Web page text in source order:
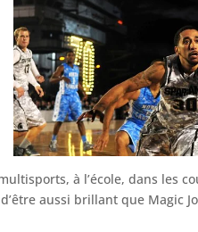
à l’école, dans les
aussi brillant que Magic